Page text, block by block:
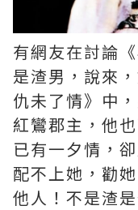
有網友在討論
是渣男，說來
仇未了情》中
紅鸞郡主，他
已有一夕情，
配不上她，勸
他人！不是渣是